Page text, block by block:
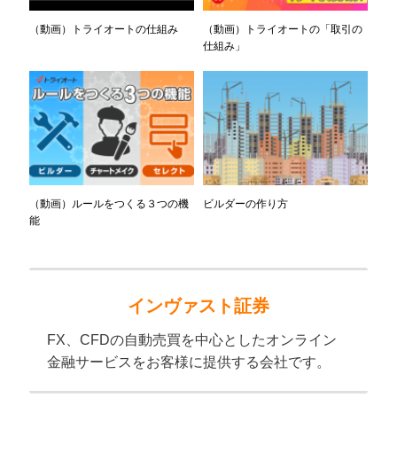
（動画）トライオートの仕組み
（動画）トライオートの「取引の
仕組み」
（動画）ルールをつくる３つの機
能
ビルダーの作り方
インヴァスト証券
FX、CFDの自動売買を中心としたオンライン
金融サービスをお客様に提供する会社です。